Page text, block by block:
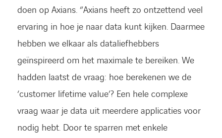
doen op Axians. “Axians heeft zo ontzettend veel
ervaring in hoe je naar data kunt kijken. Daarmee
hebben we elkaar als dataliefhebbers
geïnspireerd om het maximale te bereiken. We
hadden laatst de vraag: hoe berekenen we de
‘customer lifetime value’? Een hele complexe
vraag waar je data uit meerdere applicaties voor
nodig hebt. Door te sparren met enkele